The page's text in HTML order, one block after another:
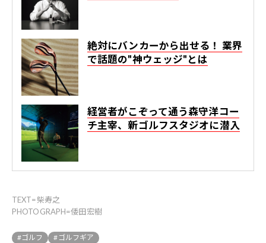
絶対にバンカーから出せる！ 業界
で話題の"神ウェッジ"とは
経営者がこぞって通う森守洋コー
チ主宰、新ゴルフスタジオに潜入
TEXT=柴寿之
PHOTOGRAPH=倭田宏樹
#ゴルフ #ゴルフギア